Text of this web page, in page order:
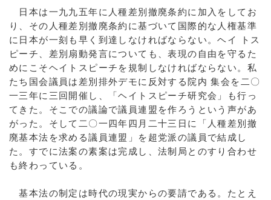
日本は一九九五年に人種差別撤廃条約に加入をしてお
り、その人種差別撤廃条約に基づいて国際的な人権基準
に日本が一刻も早く到達しなければならない。ヘイ トス
ピーチ、差別扇動発言についても、表現の自由を守るた
めにこそヘイトスピーチを規制しなければならない。私
たち国会議員は差別排外デモに反対する院内 集会を二〇
一三年に三回開催し、「ヘイトスピーチ研究会」も行っ
てきた。そこでの議論で議員連盟を作ろうという声があ
がった。そして二〇一四年四月二十三日に「人種差別撤
廃基本法を求める議員連盟」を超党派の議員で結成し
た。すでに法案の素案は完成し、法制局とのすり合わせ
も終わっている。
基本法の制定は時代の現実からの要請である。たとえ